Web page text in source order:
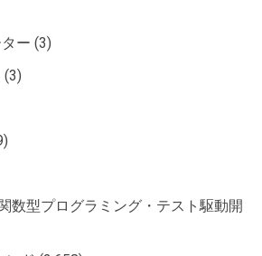
ー (3)
(3)
数型プログラミング・テスト駆動開